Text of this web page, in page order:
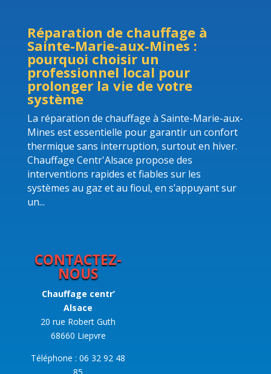
Réparation de chauffage à
Sainte-Marie-aux-Mines :
pourquoi choisir un
professionnel local pour
prolonger la vie de votre
système
La réparation de chauffage à Sainte-Marie-aux-
Mines est essentielle pour garantir un confort
thermique sans interruption, surtout en hiver.
Chauffage Centr'Alsace propose des
interventions rapides et fiables sur les
systèmes au gaz et au fioul, en s’appuyant sur
un...
CONTACTEZ-
NOUS
Chauffage centr’
Alsace
20 rue Robert Guth
68660 Liepvre
Téléphone : 06 32 92 48
85